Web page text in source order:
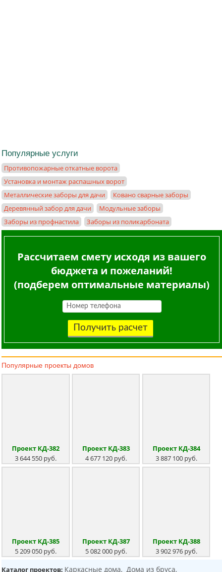
Популярные услуги
Противопожарные откатные ворота
Установка и монтаж распашных ворот
Металлические заборы для дачи
Ковано сварные заборы
Деревянный забор для дачи
Модульные заборы
Заборы из профнастила
Заборы из поликарбоната
Рассчитаем смету исходя из вашего
бюджета и пожеланий!
(подберем оптимальные материалы)
Получить расчет
Популярные проекты домов
Проект КД-382
3 644 550 руб.
Проект КД-383
4 677 120 руб.
Проект КД-384
3 887 100 руб.
Проект КД-385
5 209 050 руб.
Проект КД-387
5 082 000 руб.
Проект КД-388
3 902 976 руб.
Каталог проектов: Каркасные дома, Дома из бруса,